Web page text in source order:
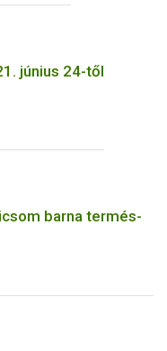
június 24-től
barna termés-